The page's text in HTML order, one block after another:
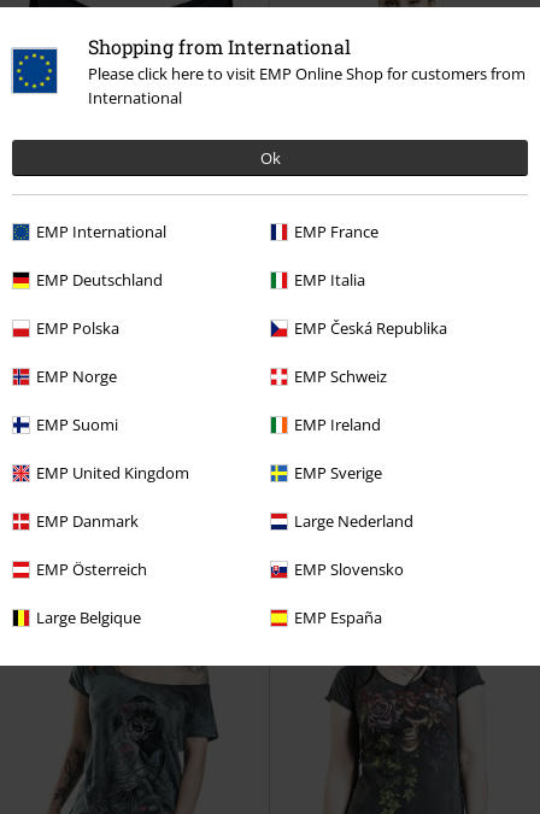
Shopping from International
Please click here to visit EMP Online Shop for customers from
International
Ok
EMP International EMP France
EMP Deutschland EMP Italia
EMP Polska EMP Česká Republika
EMP Norge EMP Schweiz
EMP Suomi EMP Ireland
EMP United Kingdom EMP Sverige
EMP Danmark Large Nederland
EMP Österreich EMP Slovensko
Large Belgique EMP España
Lav lagerbeholdning
Plus sizes er tilgængelige
Fra kr 259.95
T-shirt
Lav lagerbeholdning
Frakr 219.95
England
T-shirt